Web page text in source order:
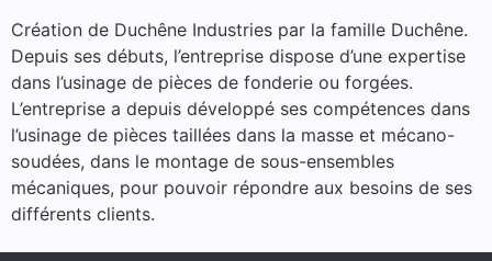
Création de Duchêne Industries par la famille Duchêne.
Depuis ses débuts, l’entreprise dispose d’une expertise
dans l’usinage de pièces de fonderie ou forgées.
L’entreprise a depuis développé ses compétences dans
l’usinage de pièces taillées dans la masse et mécano-
soudées, dans le montage de sous-ensembles
mécaniques, pour pouvoir répondre aux besoins de ses
différents clients.